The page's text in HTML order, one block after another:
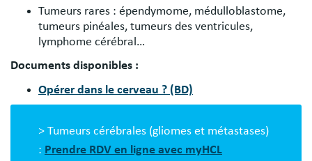
Tumeurs rares : épendymome, médulloblastome,
tumeurs pinéales, tumeurs des ventricules,
lymphome cérébral…
Documents disponibles :
Opérer dans le cerveau ? (BD)
> Tumeurs cérébrales (gliomes et métastases)
: Prendre RDV en ligne avec myHCL